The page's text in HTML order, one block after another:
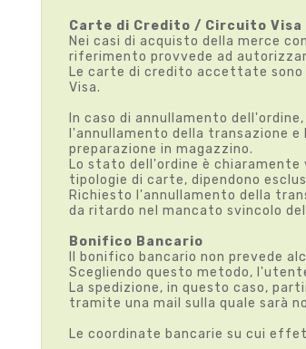
Carte di Credito / Circuito Visa
Nei casi di acquisto della merce
riferimento provvede ad
Le carte di credito accettate
Visa.
In caso di annullamento
l'annullamento della transazione
preparazione in magazzino.
Lo stato dell'ordine è chiaramente
tipologie di carte, dipendono
Richiesto l'annullamento della
da ritardo nel mancato svincolo
Bonifico Bancario
Il bonifico bancario non prevede
Scegliendo questo metodo,
La spedizione, in questo caso,
tramite una mail sulla quale sarà
Le coordinate bancarie su cui